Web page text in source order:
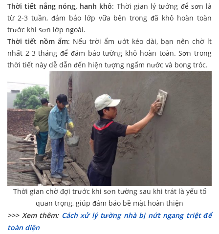
Thời tiết nắng nóng, hanh khô: Thời gian lý tưởng để sơn là
từ 2-3 tuần, đảm bảo lớp vữa bên trong đã khô hoàn toàn
trước khi sơn lớp ngoài.
Thời tiết nồm ẩm: Nếu trời ẩm ướt kéo dài, bạn nên chờ ít
nhất 2-3 tháng để đảm bảo tường khô hoàn toàn. Sơn trong
thời tiết này dễ dẫn đến hiện tượng ngấm nước và bong tróc.
Thời gian chờ đợi trước khi sơn tường sau khi trát là yếu tố
quan trọng, giúp đảm bảo bề mặt hoàn thiện
>>> Xem thêm: Cách xử lý tường nhà bị nứt ngang triệt để
toàn diện